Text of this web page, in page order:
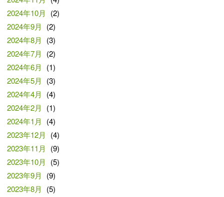
2024年10月
(2)
2024年9月
(2)
2024年8月
(3)
2024年7月
(2)
2024年6月
(1)
2024年5月
(3)
2024年4月
(4)
2024年2月
(1)
2024年1月
(4)
2023年12月
(4)
2023年11月
(9)
2023年10月
(5)
2023年9月
(9)
2023年8月
(5)